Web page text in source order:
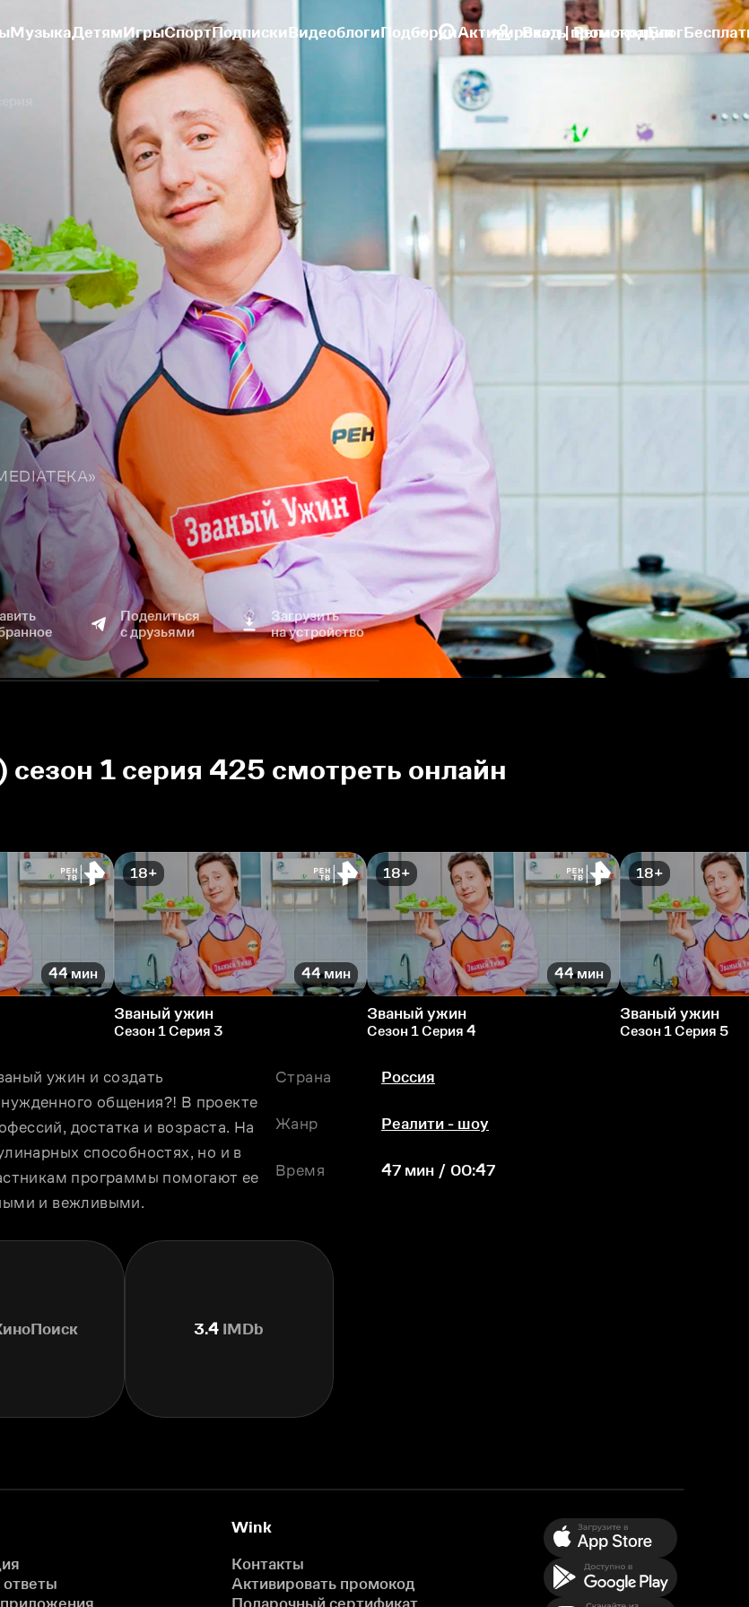
МузыкаДетямИгрыСпортПодпискиВидеоблогиПодборкиАктивировать промокодБлог
Вход | Регистрация
Поделиться
с друзьями
Загрузить
на устройство
1 серия 425 смотреть онлайн
44 мин
18+
44 мин
Званый ужин
Сезон 1 Серия 3
18+
44 мин
Званый ужин
Сезон 1 Серия 4
18+
Званый ужин
Сезон 1 Серия 5
ужин и создать
общения?! В проекте
достатка и возраста. На
способностях, но и в
программы помогают ее
и вежливыми.
Страна Россия
Жанр Реалити - шоу
Время 47 мин / 00:47
3.4 IMDb
Wink
Контакты
Активировать промокод
Подарочный сертификат